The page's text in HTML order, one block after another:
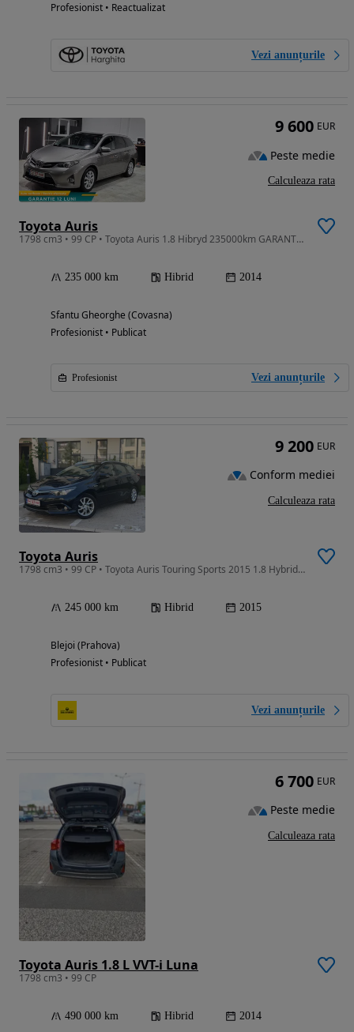
Profesionist • Reactualizat
Vezi anunțurile
Toyota Auris
1798 cm3 • 99 CP • Toyota Auris 1.8 Hibryd 235000km GARANTIE 12 Luni /15000km
235 000 km Hibrid 2014
Sfantu Gheorghe (Covasna)
Profesionist • Publicat
Profesionist Vezi anunțurile
9 600 EUR
Peste medie
Calculeaza rata
Toyota Auris
1798 cm3 • 99 CP • Toyota Auris Touring Sports 2015 1.8 Hybrid Garantie 12 luni
245 000 km Hibrid 2015
Blejoi (Prahova)
Profesionist • Publicat
Vezi anunțurile
9 200 EUR
Conform mediei
Calculeaza rata
Toyota Auris 1.8 L VVT-i Luna
1798 cm3 • 99 CP
490 000 km Hibrid 2014
6 700 EUR
Peste medie
Calculeaza rata